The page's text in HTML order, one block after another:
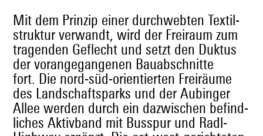
Mit dem Prinzip ein­er durch­webten Tex­til­
struk­tur ver­wandt, wird der Freiraum zum
tra­gen­den Geflecht und set­zt den Duk­tus
der vor­ange­gan­genen Bauab­schnitte
fort. Die nord-süd-ori­en­tierten Freiräume
des Land­schaftsparks und der Aub­inger
Allee wer­den durch ein dazwis­chen befind­
lich­es Aktivband mit Busspur und Radl-